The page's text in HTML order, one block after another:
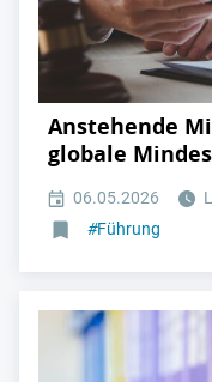
Anstehende
globale
06.05.2026
#Führung